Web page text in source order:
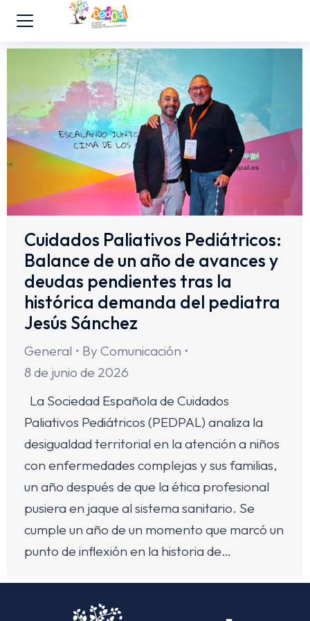
Cuidados Paliativos Pediátricos:
Balance de un año de avances y
deudas pendientes tras la
histórica demanda del pediatra
Jesús Sánchez
General By Comunicación
8 de junio de 2026
La Sociedad Española de Cuidados
Paliativos Pediátricos (PEDPAL) analiza la
desigualdad territorial en la atención a niños
con enfermedades complejas y sus familias,
un año después de que la ética profesional
pusiera en jaque al sistema sanitario. Se
cumple un año de un momento que marcó un
punto de inflexión en la historia de…